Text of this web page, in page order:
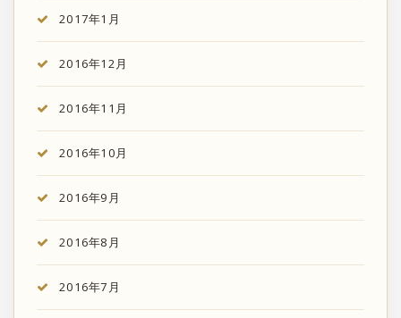
2017年1月
2016年12月
2016年11月
2016年10月
2016年9月
2016年8月
2016年7月